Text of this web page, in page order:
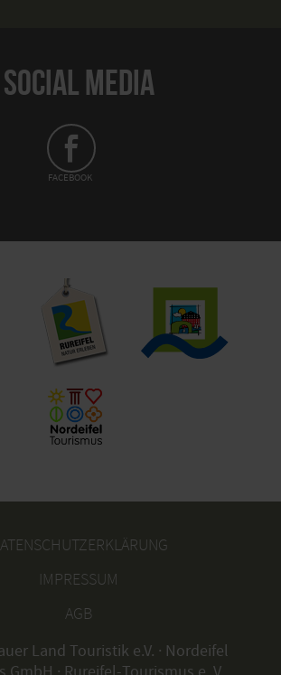
SOCIAL MEDIA
FACEBOOK
IMPRESSUM
AGB
Land Touristik e.V. · Nordeifel